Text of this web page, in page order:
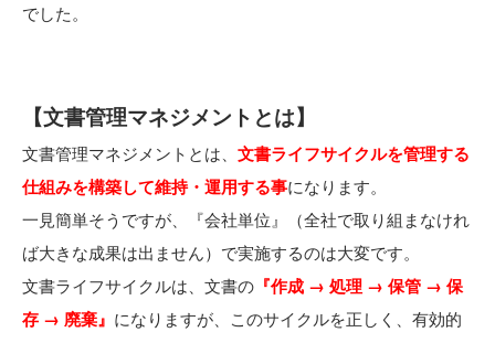
でした。
【文書管理マネジメントとは】
文書管理マネジメントとは、 文書ライフサイクルを管理する
仕組みを構築して維持・運用する事になります。
一見簡単そうですが、『会社単位』（全社で取り組まなけれ
ば大きな成果は出ません）で実施するのは大変です。
文書ライフサイクルは、文書の 『作成 → 処理 → 保管 → 保
存 → 廃棄』 になりますが、このサイクルを正しく、有効的